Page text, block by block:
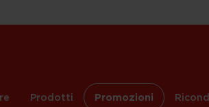
Prodotti Promozioni